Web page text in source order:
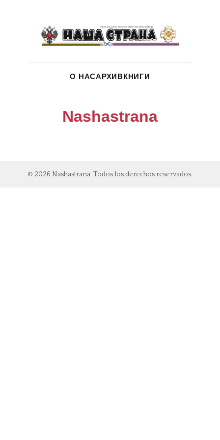
О НАСАРХИВКНИГИ
Nashastrana
© 2026 Nashastrana. Todos los derechos reservados.